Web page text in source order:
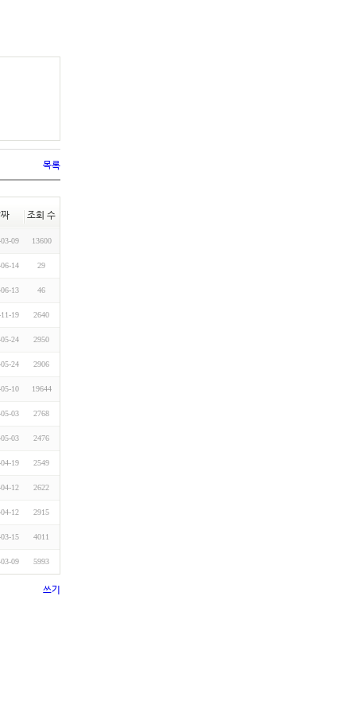
목록
조회 수
09 13600
14 29
13 46
19 2640
24 2950
24 2906
10 19644
03 2768
03 2476
19 2549
12 2622
12 2915
15 4011
09 5993
쓰기